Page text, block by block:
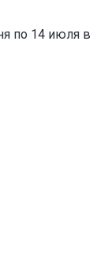
по 14 июля в